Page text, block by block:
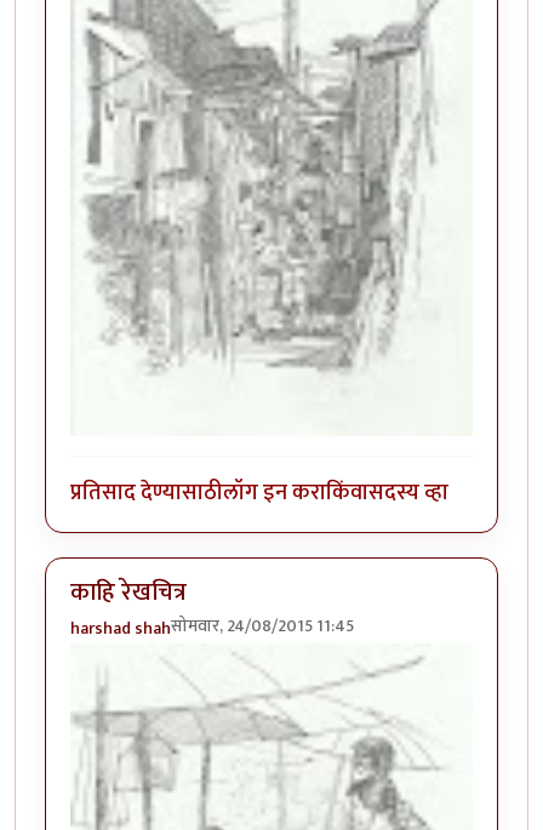
प्रतिसाद देण्यासाठीलॉग इन कराकिंवासदस्य व्हा
काहि रेखचित्र
harshad shahसोमवार, 24/08/2015 11:45